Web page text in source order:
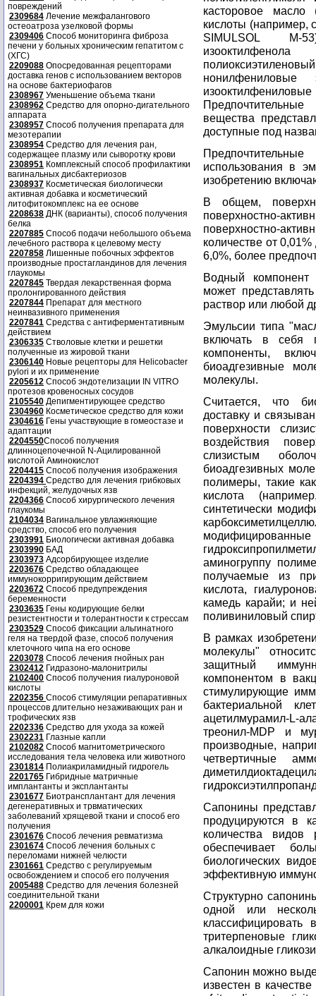
повреждений
2309684 Лечение межфалангового
остеоатроза узелковой формы
2309406 Способ мониторинга фиброза
печени у больных хроническим гепатитом с
(ХГС)
2209088 Опосредованная рецепторами
доставка генов с использованием векторов
на основе бактериофагов
2308967 Уменьшение объема ткани
2308962 Средство для опорно-дигательного
аппарата
2308957 Способ получения препарата для
мезотерапии
2308954 Средство для лечения ран,
содержащее плазму или сыворотку крови
2308951 Комплексный способ профилактики
вагинальных дисбактериозов
2308937 Косметическая биологически
активная добавка и косметический
литофитокомплекс на ее основе
2208638 ДНК (варианты), способ получения
белка
2207885 Способ подачи небольшого объема
лечебного раствора к целевому месту
2207858 Лишенные побочных эффектов
производные простагландинов для лечения
глаукомы
2207845 Твердая лекарственная форма
пролонгированного действия
2207844 Препарат для местного
неинвазивного применения
2207841 Средства с антиферментативным
действием
2306335 Стволовые клетки и решетки
полученные из жировой ткани
2306140 Новые рецепторы для Helicobacter
pylori и их применение
2205612 Способ эндотелизации IN VITRO
протезов кровеносных сосудов
2105540 Депигментирующее средство
2304960 Косметическое средство для кожи
2304616 Гены участвующие в гомеостазе и
адаптации
2204550Способ получения
длинноцепочечной N-Ацилированной
кислотой Аминокислот
2204415 Способ получения изображения
2204394 Средство для лечения грибковых
инфекций, желудочных язв
2204366 Способ хирургического лечения
глаукомы
2104034 Вагинальное увлажняющие
средство, способ его получения
2303991 Биологически активная добавка
2303990 БАД
2303973 Адсорбирующее изделие
2203676 Средство обладающее
иммунокорригирующим действием
2203672 Способ предупреждения
беременности
2303635 Гены кодирующие белки
резистентности и толерантности к стрессам
2303529 Способ фиксации альгинатного
геля на твердой фазе, способ получения
клеточного чипа на его основе
2203078 Способ лечения гнойных ран
2302412 Гидразоно-малонитрилы
2102400 Способ получения гиалуроновой
кислоты
2202356 Способ стимуляции репаративных
процессов длительно незаживающих ран и
трофических язв
2202336 Средство для ухода за кожей
2302231 Глазные капли
2102082 Способ магнитометрического
исследования тела человека или животного
2301814 Полиакриламидный гидрогель
2201765 Гибридные матричные
имплантанты и эксплантанты
2301677 Биотрансплантант для лечения
дегенеративных и трвматических
заболеваний хрящевой ткани и способ его
получения
2301676 Способ лечения ревматизма
2301674 Способ лечения больных с
переломами нижней челюсти
2301661 Средство с регулируемым
освобождением и способ его получения
2005488 Средство для лечения болезней
соединительной ткани
2200001 Крем для кожи
касторовое масло
кислоты (например,
SIMULSOL M-
вещества
доступные под
использования в
изобретению
В общем,
поверхностно-
поверхностно-
количестве от
6,0%, более
Водный
может
раствор или любой
Эмульсии типа
включать в себя
компоненты,
биоадгезивные
молекулы.
Считается, что
доставку и
поверхности
воздействия
слизистым
биоадгезивных
полимеры, такие
кислота
синтетически
аминогруппу
получаемые из
кислота,
камедь карайи; и
поливиниловый
В рамках
молекулы"
защитный
компонентом в
стимулирующие
бактериальной
ацетилмурамил-L-
треонил-MDP и
производные,
четвертичные
Сапонины
продуцируются в
количества видов
обеспечивает
биологических
эффективную
Структурно
одной или
классифицировать
тритерпеновые
алкалоидные
Сапонин можно
известен в